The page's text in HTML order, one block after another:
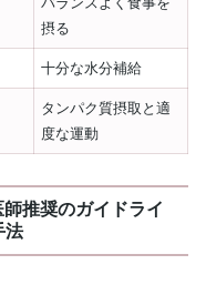
摂る
十分な水分補給
タンパク質摂取と適
度な運動
推奨のガイドライ
法